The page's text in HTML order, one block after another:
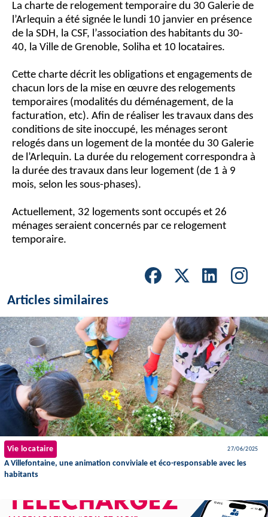
La charte de relogement temporaire du 30 Galerie de
l’Arlequin a été signée le lundi 10 janvier en présence
de la SDH, la CSF, l’association des habitants du 30-
40, la Ville de Grenoble, Soliha et 10 locataires.
Cette charte décrit les obligations et engagements de
chacun lors de la mise en œuvre des relogements
temporaires (modalités du déménagement, de la
facturation, etc). Afin de réaliser les travaux dans des
conditions de site inoccupé, les ménages seront
relogés dans un logement de la montée du 30 Galerie
de l’Arlequin. La durée du relogement correspondra à
la durée des travaux dans leur logement (de 1 à 9
mois, selon les sous-phases).
Actuellement, 32 logements sont occupés et 26
ménages seraient concernés par ce relogement
temporaire.
Articles similaires
Vie locataire 27/06/2025
A Villefontaine, une animation conviviale et éco-responsable avec les
habitants